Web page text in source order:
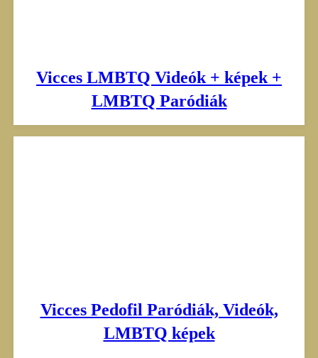
Vicces LMBTQ Videók + képek +
LMBTQ Paródiák
Vicces Pedofil Paródiák, Videók,
LMBTQ képek